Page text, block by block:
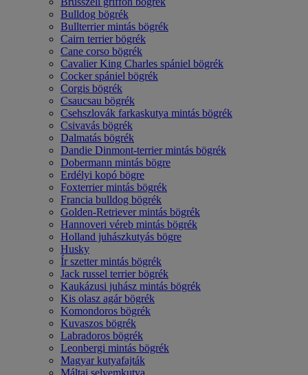
Bulldog bögrék
Bullterrier mintás bögrék
Cairn terrier bögrék
Cane corso bögrék
Cavalier King Charles spániel bögrék
Cocker spániel bögrék
Corgis bögrék
Csaucsau bögrék
Csehszlovák farkaskutya mintás bögrék
Csivavás bögrék
Dalmatás bögrék
Dandie Dinmont-terrier mintás bögrék
Dobermann mintás bögre
Erdélyi kopó bögre
Foxterrier mintás bögrék
Francia bulldog bögrék
Golden-Retriever mintás bögrék
Hannoveri véreb mintás bögrék
Holland juhászkutyás bögre
Husky
Ír szetter mintás bögrék
Jack russel terrier bögrék
Kaukázusi juhász mintás bögrék
Kis olasz agár bögrék
Komondoros bögrék
Kuvaszos bögrék
Labradoros bögrék
Leonbergi mintás bögrék
Magyar kutyafajták
Máltai selyemkutya